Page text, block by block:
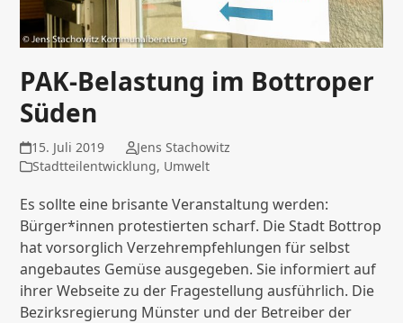
PAK-Belastung im Bottroper
Süden
15. Juli 2019
Jens Stachowitz
Stadtteilentwicklung, Umwelt
Es sollte eine brisante Veranstaltung werden:
Bürger*innen protestierten scharf. Die Stadt Bottrop
hat vorsorglich Verzehrempfehlungen für selbst
angebautes Gemüse ausgegeben. Sie informiert auf
ihrer Webseite zu der Fragestellung ausführlich. Die
Bezirksregierung Münster und der Betreiber der